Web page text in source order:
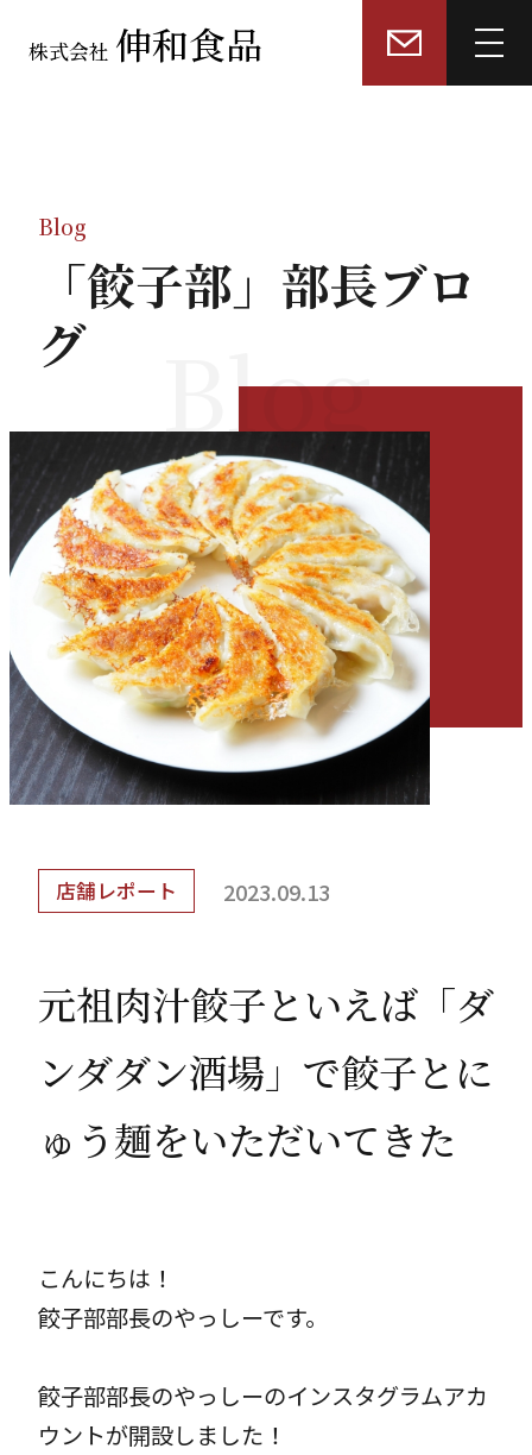
株式会社 伸和食品
トップページ
業務用「餃子皮」製造
業務用「冷凍餃子・具材」製造
餃子販売店・飲食店コンサルティング
会社情報
「餃子部」部長ブログ
よくあるご質問
採用情報
お問合せ
［受付時間］平日9 : 00 - 17 : 00
Blog
「餃子部」部長ブロ
グ
Blog
店舗レポート 2023.09.13
元祖肉汁餃子といえば「ダ
ンダダン酒場」で餃子とに
ゅう麺をいただいてきた
こんにちは！
餃子部部長のやっしーです。
餃子部部長のやっしーのインスタグラムアカ
ウントが開設しました！